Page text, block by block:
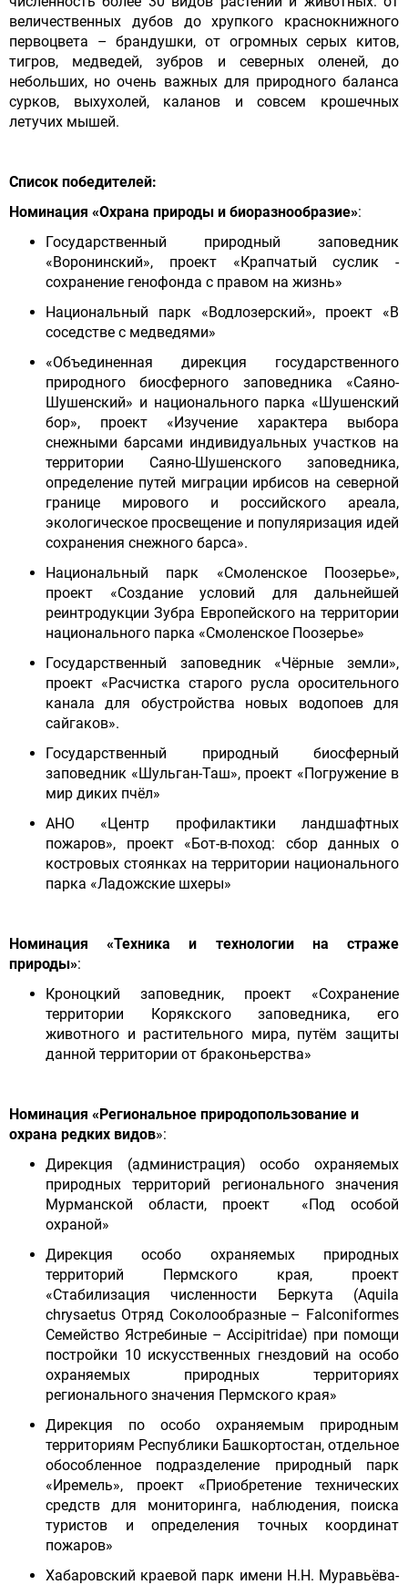
величественных дубов до хрупкого краснокнижного
первоцвета – брандушки, от огромных серых китов,
тигров, медведей, зубров и северных оленей, до
небольших, но очень важных для природного баланса
сурков, выхухолей, каланов и совсем крошечных
летучих мышей.
Список победителей:
Номинация «Охрана природы и биоразнообразие»:
Государственный природный заповедник
«Воронинский», проект «Крапчатый суслик -
сохранение генофонда с правом на жизнь»
Национальный парк «Водлозерский», проект «В
соседстве с медведями»
«Объединенная дирекция государственного
природного биосферного заповедника «Саяно-
Шушенский» и национального парка «Шушенский
бор», проект «Изучение характера выбора
снежными барсами индивидуальных участков на
территории Саяно-Шушенского заповедника,
определение путей миграции ирбисов на северной
границе мирового и российского ареала,
экологическое просвещение и популяризация идей
сохранения снежного барса».
Национальный парк «Смоленское Поозерье»,
проект «Создание условий для дальнейшей
реинтродукции Зубра Европейского на территории
национального парка «Смоленское Поозерье»
Государственный заповедник «Чёрные земли»,
проект «Расчистка старого русла оросительного
канала для обустройства новых водопоев для
сайгаков».
Государственный природный биосферный
заповедник «Шульган-Таш», проект «Погружение в
мир диких пчёл»
АНО «Центр профилактики ландшафтных
пожаров», проект «Бот-в-поход: сбор данных о
костровых стоянках на территории национального
парка «Ладожские шхеры»
Номинация «Техника и технологии на страже
природы»:
Кроноцкий заповедник, проект «Сохранение
территории Корякского заповедника, его
животного и растительного мира, путём защиты
данной территории от браконьерства»
Номинация «Региональное природопользование и
охрана редких видов»:
Дирекция (администрация) особо охраняемых
природных территорий регионального значения
Мурманской области, проект «Под особой
охраной»
Дирекция особо охраняемых природных
территорий Пермского края, проект
«Стабилизация численности Беркута (Aquila
chrysaetus Отряд Соколообразные – Falconiformes
Семейство Ястребиные – Accipitridae) при помощи
постройки 10 искусственных гнездовий на особо
охраняемых природных территориях
регионального значения Пермского края»
Дирекция по особо охраняемым природным
территориям Республики Башкортостан, отдельное
обособленное подразделение природный парк
«Иремель», проект «Приобретение технических
средств для мониторинга, наблюдения, поиска
туристов и определения точных координат
пожаров»
Хабаровский краевой парк имени Н.Н. Муравьёва-